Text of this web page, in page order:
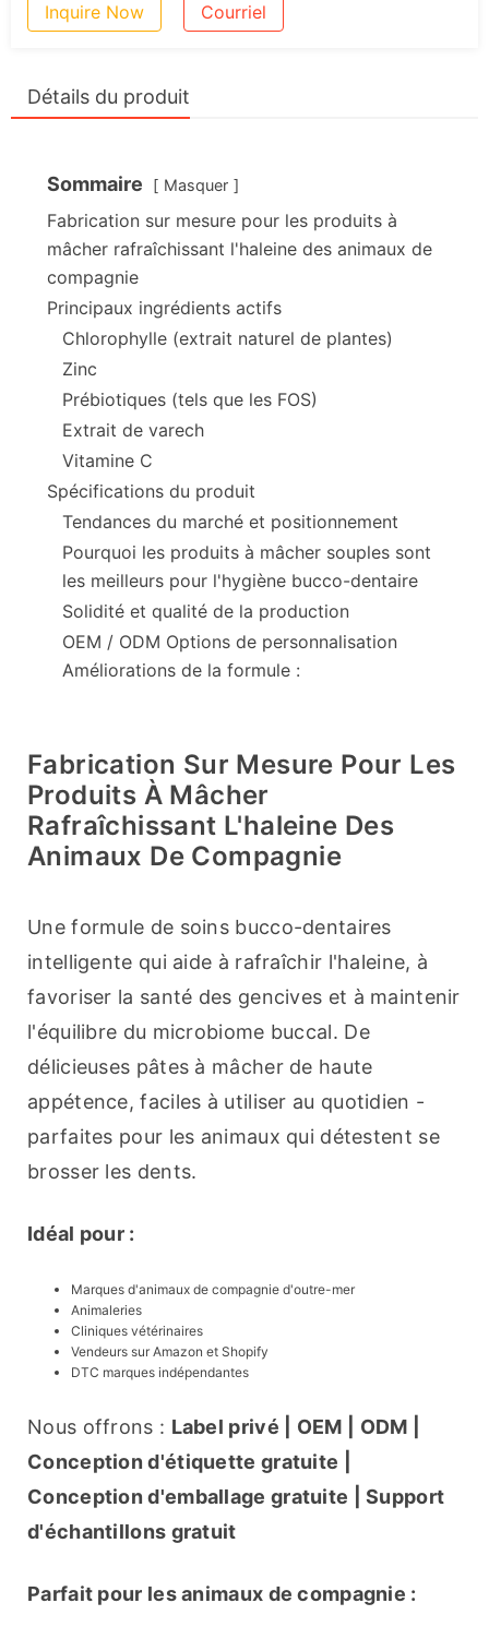
Inquire Now Courriel
Détails du produit
Sommaire Masquer
Fabrication sur mesure pour les produits à
mâcher rafraîchissant l'haleine des animaux de
compagnie
Principaux ingrédients actifs
Chlorophylle (extrait naturel de plantes)
Zinc
Prébiotiques (tels que les FOS)
Extrait de varech
Vitamine C
Spécifications du produit
Tendances du marché et positionnement
Pourquoi les produits à mâcher souples sont
les meilleurs pour l'hygiène bucco-dentaire
Solidité et qualité de la production
OEM / ODM Options de personnalisation
Améliorations de la formule :
Fabrication Sur Mesure Pour Les
Produits À Mâcher
Rafraîchissant L'haleine Des
Animaux De Compagnie
Une formule de soins bucco-dentaires
intelligente qui aide à rafraîchir l'haleine, à
favoriser la santé des gencives et à maintenir
l'équilibre du microbiome buccal. De
délicieuses pâtes à mâcher de haute
appétence, faciles à utiliser au quotidien -
parfaites pour les animaux qui détestent se
brosser les dents.
Idéal pour :
Marques d'animaux de compagnie d'outre-mer
Animaleries
Cliniques vétérinaires
Vendeurs sur Amazon et Shopify
DTC marques indépendantes
Nous offrons : Label privé | OEM | ODM |
Conception d'étiquette gratuite |
Conception d'emballage gratuite | Support
d'échantillons gratuit
Parfait pour les animaux de compagnie :